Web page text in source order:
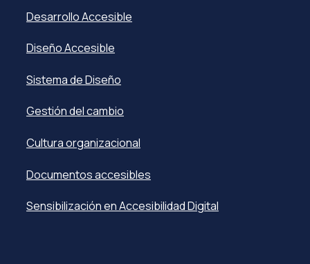
Desarrollo Accesible
Diseño Accesible
Sistema de Diseño
Gestión del cambio
Cultura organizacional
Documentos accesibles
Sensibilización en Accesibilidad Digital